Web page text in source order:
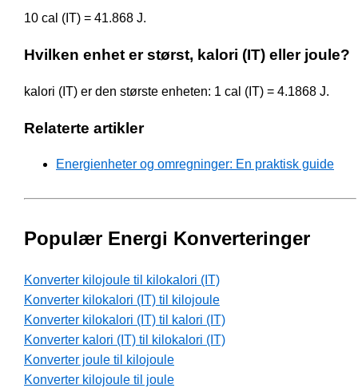
10 cal (IT) = 41.868 J.
Hvilken enhet er størst, kalori (IT) eller joule?
kalori (IT) er den største enheten: 1 cal (IT) = 4.1868 J.
Relaterte artikler
Energienheter og omregninger: En praktisk guide
Populær Energi Konverteringer
Konverter kilojoule til kilokalori (IT)
Konverter kilokalori (IT) til kilojoule
Konverter kilokalori (IT) til kalori (IT)
Konverter kalori (IT) til kilokalori (IT)
Konverter joule til kilojoule
Konverter kilojoule til joule